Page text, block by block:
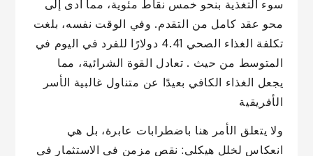
سوء التغذية بنحو خمس نقاط مئوية، مما أدى إلى
محو عقد كامل من التقدم. وفي الوقت نفسه، بلغت
تكلفة الغذاء الصحي 4.41 دولارًا للفرد في اليوم في
المتوسط من حيث . تعادل القوة الشرائية، مما
يجعل الغذاء الكافي بعيدًا عن متناول غالبية الأسر
الأفريقية
ولا يتعلق الأمر هنا باضطرابات عابرة، بل هي
انعكاس لخلل هيكلي: نقص مزمن في الاستثمار في